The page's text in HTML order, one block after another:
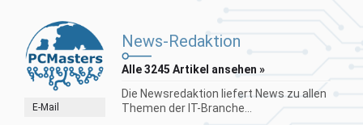
E-Mail
News-Redaktion
Alle 3245 Artikel ansehen »
Die Newsredaktion liefert News zu allen
Themen der IT-Branche...